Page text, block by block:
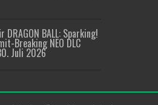
BALL: Sparking!
Breaking NEO DLC
Juli 2026